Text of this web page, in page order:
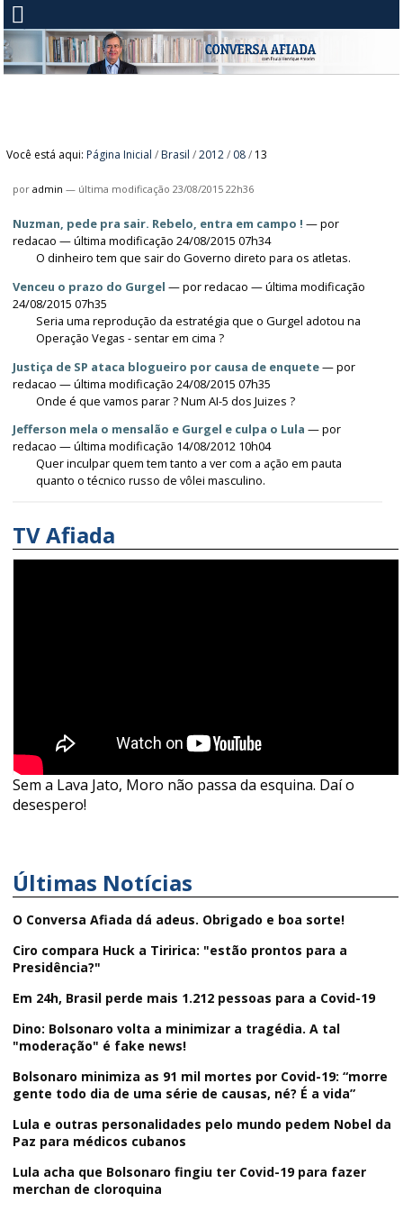
Você está aqui: Página Inicial / Brasil /2012 / 08 / 13
poradmin — última modificação 23/08/2015 22h36
Nuzman, pede pra sair. Rebelo, entra em campo ! —por
redacao — última modificação 24/08/2015 07h34
O dinheiro tem que sair do Governo direto para os atletas.
Venceu o prazo do Gurgel —porredacao — última modificação
24/08/2015 07h35
Seria uma reprodução da estratégia que o Gurgel adotou na
Operação Vegas - sentar em cima ?
Justiça de SP ataca blogueiro por causa de enquete—por
redacao — última modificação 24/08/2015 07h35
Onde é que vamos parar ? Num AI-5 dos Juizes ?
Jefferson mela o mensalão e Gurgel e culpa o Lula —por
redacao — última modificação 14/08/2012 10h04
Quer inculpar quem tem tanto a ver com a ação em pauta
quanto o técnico russo de vôlei masculino.
TV Afiada
Sem a Lava Jato, Moro não passa da esquina. Daí o
desespero!
Últimas Notícias
O Conversa Afiada dá adeus. Obrigado e boa sorte!
Ciro compara Huck a Tiririca: "estão prontos para a
Presidência?"
Em 24h, Brasil perde mais 1.212 pessoas para a Covid-19
Dino: Bolsonaro volta a minimizar a tragédia. A tal
"moderação" é fake news!
Bolsonaro minimiza as 91 mil mortes por Covid-19: “morre
gente todo dia de uma série de causas, né? É a vida”
Lula e outras personalidades pelo mundo pedem Nobel da
Paz para médicos cubanos
Lula acha que Bolsonaro fingiu ter Covid-19 para fazer
merchan de cloroquina